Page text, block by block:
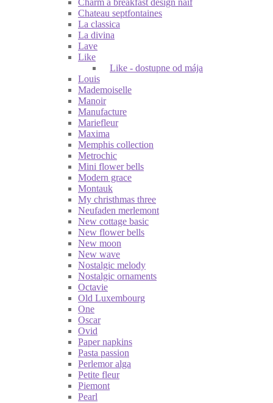
Chateau septfontaines
La classica
La divina
Lave
Like
Like - dostupne od mája
Louis
Mademoiselle
Manoir
Manufacture
Mariefleur
Maxima
Memphis collection
Metrochic
Mini flower bells
Modern grace
Montauk
My christhmas three
Neufaden merlemont
New cottage basic
New flower bells
New moon
New wave
Nostalgic melody
Nostalgic ornaments
Octavie
Old Luxembourg
One
Oscar
Ovid
Paper napkins
Pasta passion
Perlemor alga
Petite fleur
Piemont
Pearl